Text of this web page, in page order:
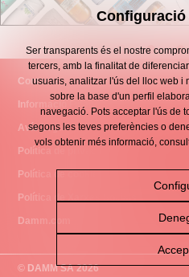
Contacte
Informació Financera
Avís Legal
Política de privacitat
Política de cookies
Política de Xarxes Socials
Damm.com
© DAMM SA 2026
Ser transparents és el nostre
tercers, amb la finalitat de
usuaris, analitzar l'ús del lloc web i
sobre la base d'un perfil
navegació. Pots acceptar l'ús de
segons les teves preferències o
vols obtenir més informació,